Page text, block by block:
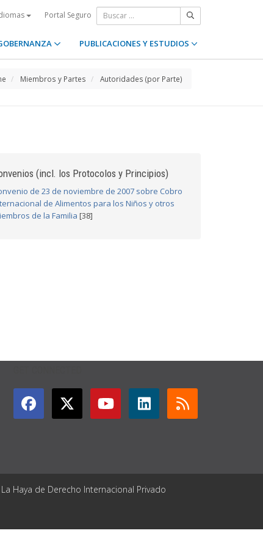
Portal Seguro
PUBLICACIONES Y ESTUDIOS
Miembros y Partes Autoridades (por Parte)
(incl. los Protocolos y Principios)
de 23 de noviembre de 2007 sobre Cobro
de Alimentos para los Niños y otros
de la Familia [38]
Haya de Derecho Internacional Privado